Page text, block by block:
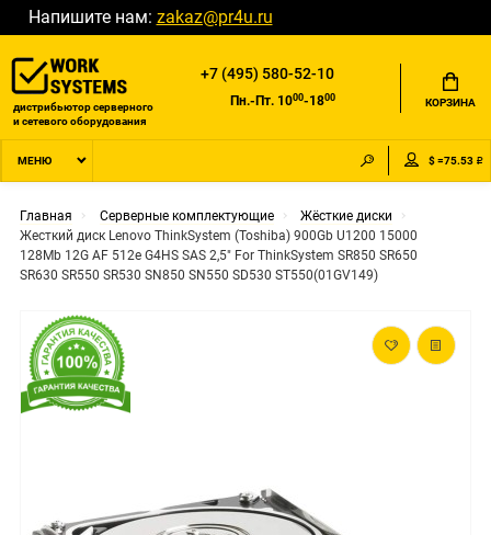
Напишите нам: zakaz@pr4u.ru
дистрибьютор серверного
и сетевого оборудования
+7 (495) 580-52-10
Пн.-Пт. 1000-1800 КОРЗИНА
МЕНЮ $ =75.53 ₽
Главная Серверные комплектующие
Жёсткие диски
Жесткий диск Lenovo ThinkSystem (Toshiba) 900Gb U1200 15000
128Mb 12G AF 512e G4HS SAS 2,5" For ThinkSystem SR850 SR650
SR630 SR550 SR530 SN850 SN550 SD530 ST550(01GV149)